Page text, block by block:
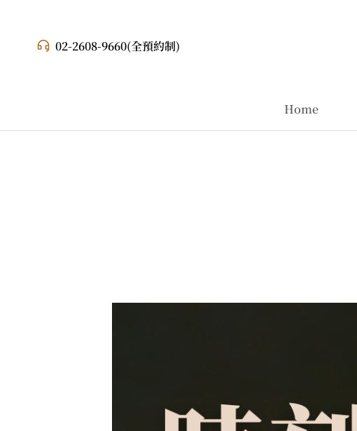
02-2608-9660(全預約制)
Home